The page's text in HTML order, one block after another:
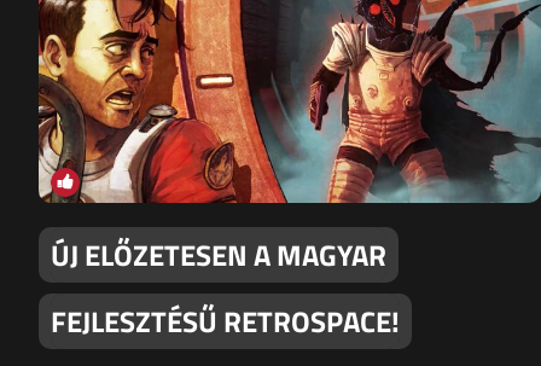
ÚJ ELŐZETESEN A MAGYAR
FEJLESZTÉSŰ RETROSPACE!